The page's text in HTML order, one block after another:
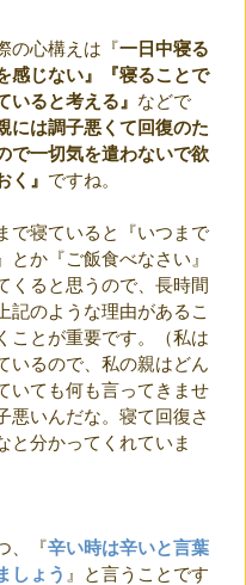
の心構えは『一日中寝る
感じない』『寝ることで
いると考える』 などで
には調子悪くて回復のた
で一切気を遣わないで欲
く』 ですね。
で寝ていると『いつまで
とか『ご飯食べなさい』
くると思うので、長時間
記のような理由があるこ
ことが重要です。（私は
いるので、私の親はどん
いても何も言ってきませ
悪いんだな。寝て回復さ
と分かってくれていま
、『辛い時は辛いと言葉
しょう 』と言うことです